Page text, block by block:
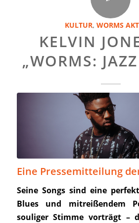
KULTUR,WORMS
KELVIN
„WORMS:
Eine Pressemitteilung
Seine Songs sind eine
Blues und mitreißendem
souliger Stimme vorträgt –